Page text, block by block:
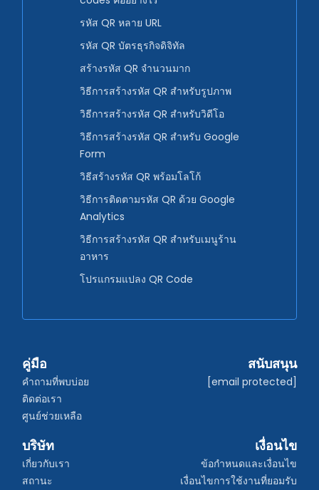
รหัส QR หลาย URL
รหัส QR บัตรธุรกิจดิจิทัล
สร้างรหัส QR จำนวนมาก
วิธีการสร้างรหัส QR สำหรับรูปภาพ
วิธีการสร้างรหัส QR สำหรับวิดีโอ
วิธีการสร้างรหัส QR สำหรับ Google
Form
วิธีสร้างรหัส QR พร้อมโลโก้
วิธีการติดตามรหัส QR ด้วย Google
Analytics
วิธีการสร้างรหัส QR สำหรับเมนูร้าน
อาหาร
โปรแกรมแปลง QR Code
คู่มือ
คำถามที่พบบ่อย
ติดต่อเรา
ศูนย์ช่วยเหลือ
สนับสนุน
[email protected]
บริษัท
เกี่ยวกับเรา
สถานะ
เงื่อนไข
ข้อกำหนดและเงื่อนไข
เงื่อนไขการใช้งานที่ยอมรับ